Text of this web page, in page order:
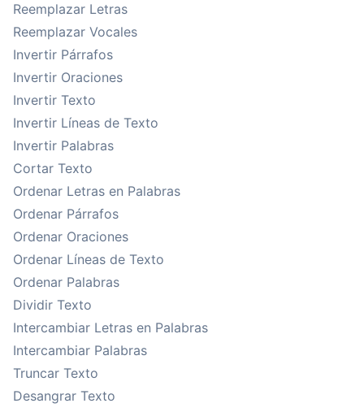
Reemplazar Letras
Reemplazar Vocales
Invertir Párrafos
Invertir Oraciones
Invertir Texto
Invertir Líneas de Texto
Invertir Palabras
Cortar Texto
Ordenar Letras en Palabras
Ordenar Párrafos
Ordenar Oraciones
Ordenar Líneas de Texto
Ordenar Palabras
Dividir Texto
Intercambiar Letras en Palabras
Intercambiar Palabras
Truncar Texto
Desangrar Texto